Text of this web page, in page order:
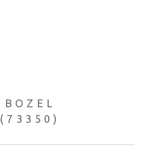
BOZEL
(73350)